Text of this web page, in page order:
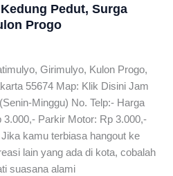
Pedut, Surga
Progo
Girimulyo, Kulon Progo,
55674 Map: Klik Disini Jam
Minggu) No. Telp:- Harga
Parkir Motor: Rp 3.000,-
kamu terbiasa hangout ke
lain yang ada di kota, cobalah
suasana alami